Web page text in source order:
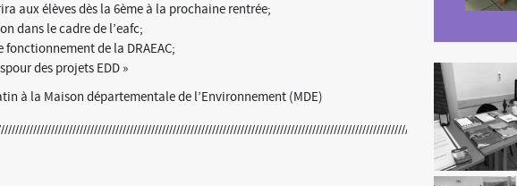
aux élèves dès la 6ème à la prochaine rentrée;
dans le cadre de l’eafc;
fonctionnement de la DRAEAC;
des projets EDD »
à la Maison départementale de l’Environnement (MDE)